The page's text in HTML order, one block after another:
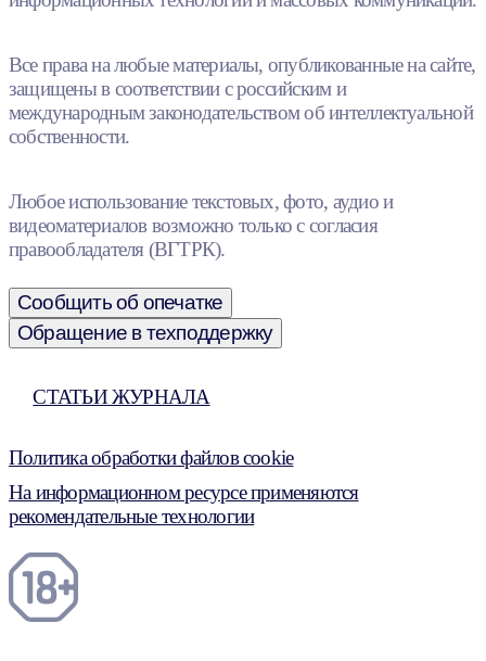
Все права на любые материалы, опубликованные на сайте,
защищены в соответствии с российским и
международным законодательством об интеллектуальной
собственности.
Любое использование текстовых, фото, аудио и
видеоматериалов возможно только с согласия
правообладателя (ВГТРК).
Сообщить об опечатке
Обращение в техподдержку
СТАТЬИ ЖУРНАЛА
Политика обработки файлов cookie
На информационном ресурсе применяются
рекомендательные технологии